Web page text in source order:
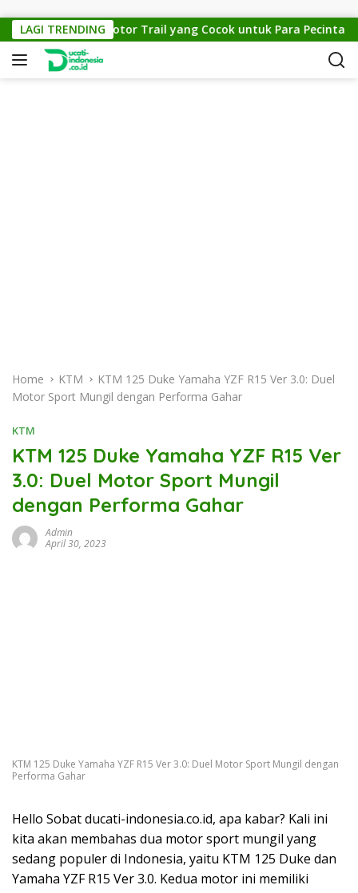
LAGI TRENDING
Cross 150: Motor Trail yang Cocok untuk Para Pecinta Off-
Home KTM
KTM 125 Duke Yamaha YZF R15 Ver 3.0: Duel
Motor Sport Mungil dengan Performa Gahar
KTM
KTM 125 Duke Yamaha YZF R15 Ver
3.0: Duel Motor Sport Mungil
dengan Performa Gahar
Admin
April 30, 2023
KTM 125 Duke Yamaha YZF R15 Ver 3.0: Duel Motor Sport Mungil dengan
Performa Gahar
Hello Sobat ducati-indonesia.co.id, apa kabar? Kali ini
kita akan membahas dua motor sport mungil yang
sedang populer di Indonesia, yaitu KTM 125 Duke dan
Yamaha YZF R15 Ver 3.0. Kedua motor ini memiliki